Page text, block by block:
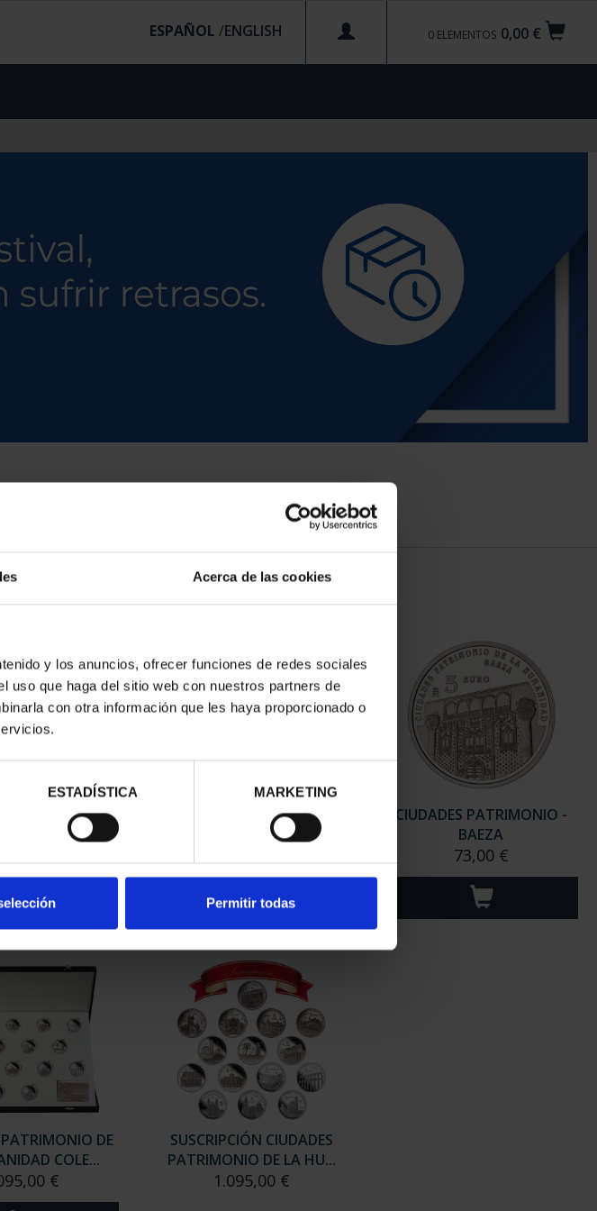
Acerca de las cookies
y los anuncios, ofrecer funciones de redes sociales
uso que haga del sitio web con nuestros partners de
con otra información que les haya proporcionado o
ESTADÍSTICA MARKETING
Permitir todas
0,00 €
0 ELEMENTOS
ESPAÑOL /
PATRIMONIO -
DE HENARES
CIUDADES PATRIMONIO -
CÓRDOBA
CIUDADES PATRIMONIO -
BAEZA
73,00 €
DE
COLE...
€
SUSCRIPCIÓN CIUDADES
PATRIMONIO DE LA HU...
1.095,00 €